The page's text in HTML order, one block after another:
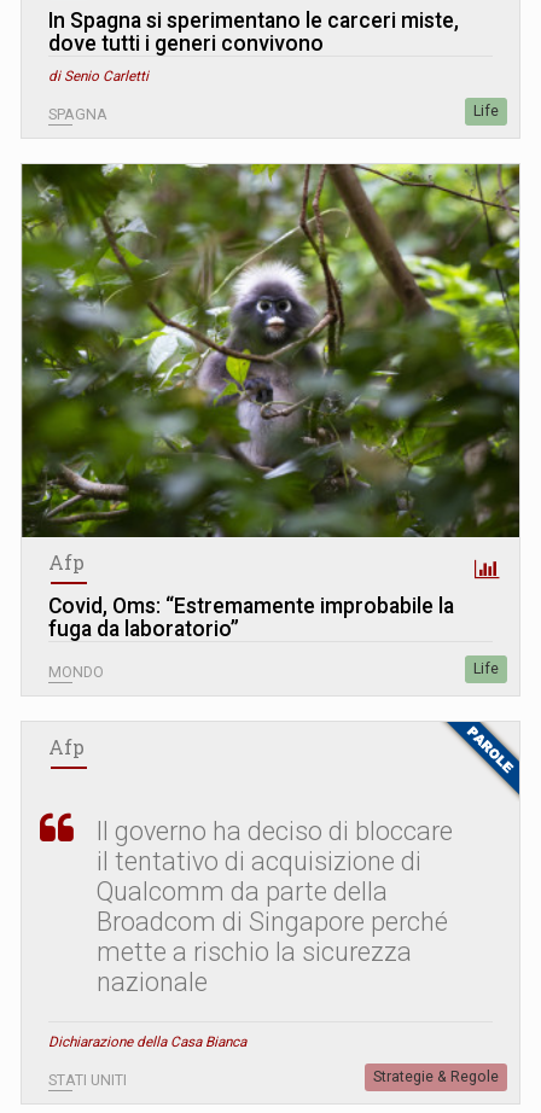
In Spagna si sperimentano le carceri miste,
dove tutti i generi convivono
di Senio Carletti
SPAGNA Life
Afp
Covid, Oms: “Estremamente improbabile la
fuga da laboratorio”
MONDO Life
Afp
Il governo ha deciso di bloccare
il tentativo di acquisizione di
Qualcomm da parte della
Broadcom di Singapore perché
mette a rischio la sicurezza
nazionale
Dichiarazione della Casa Bianca
STATI UNITI Strategie & Regole